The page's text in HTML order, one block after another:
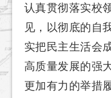
认真贯彻落实校
见，以彻底的自
实把民主生活会
高质量发展的强
更加有力的举措